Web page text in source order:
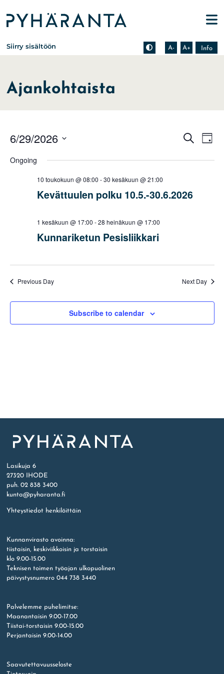
Etusivu
Siirry sisältöön A-
Pienennä tekstin kokoa
A+
Suurenna tekstin kokoa
Info
Tietoa zoomauksesta
Ajankohtaista
Events
and
Search
Day
6/29/2026
date.
Ongoing
10 toukokuun @ 08:00 -30 kesäkuun @ 21:00
Kevättuulen polku 10.5.-30.6.2026
1 kesäkuun @ 17:00 -28 heinäkuun @ 17:00
Kunnariketun Pesisliikkari
Previous Day Next Day
Subscribe to calendar
Lasikuja 6
27320 IHODE
puh. 02 838 3400
kunta@pyharanta.fi
Yhteystiedot henkilöittäin
Kunnanvirasto avoinna:
tiistaisin, keskiviikkoisin ja torstaisin
klo 9.00-15.00
Teknisen toimen työajan ulkopuolinen
päivystysnumero 044 738 3440
Palvelemme puhelimitse:
Maanantaisin 9.00-17.00
Tiistai-torstaisin 9.00-15.00
Perjantaisin 9.00-14.00
Saavutettavuusseloste